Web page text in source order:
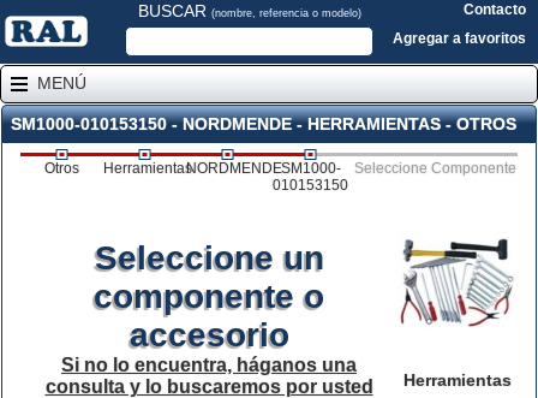
BUSCAR (nombre, referencia o modelo)
Contacto
Agregar a favoritos
MENÚ
SM1000-010153150 - NORDMENDE - HERRAMIENTAS - OTROS
Otros HerramientasNORDMENDESM1000-
010153150
Seleccione Componente
Herramientas
Seleccione un
componente o
accesorio
Si no lo encuentra, háganos una
consulta y lo buscaremos por usted